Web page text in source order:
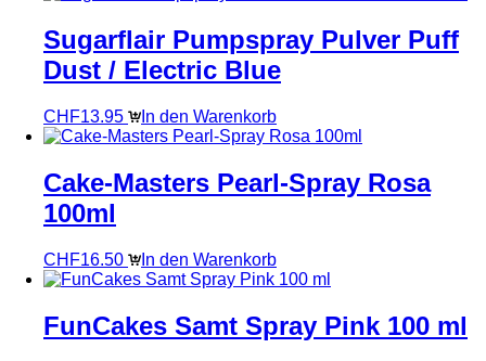
Sugarflair Pumpspray Pulver Puff
Dust / Electric Blue
CHF13.95 In den Warenkorb
Cake-Masters Pearl-Spray Rosa
100ml
CHF16.50 In den Warenkorb
FunCakes Samt Spray Pink 100 ml